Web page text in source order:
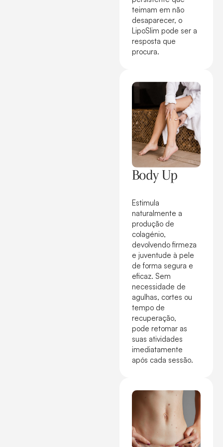
teimam em não
desaparecer, o
LipoSlim pode ser a
resposta que
procura.
Body Up
Estimula
naturalmente a
produção de
colagénio,
devolvendo firmeza
e juventude à pele
de forma segura e
eficaz. Sem
necessidade de
agulhas, cortes ou
tempo de
recuperação,
pode retomar as
suas atividades
imediatamente
após cada sessão.